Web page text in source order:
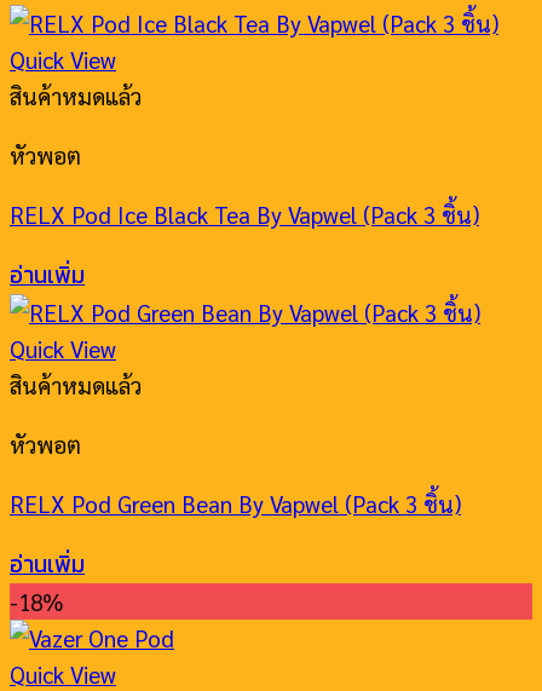
Quick View
สินค้าหมดแล้ว
หัวพอต
RELX Pod Ice Black Tea By Vapwel (Pack 3 ชิ้น)
อ่านเพิ่ม
Quick View
สินค้าหมดแล้ว
หัวพอต
RELX Pod Green Bean By Vapwel (Pack 3 ชิ้น)
อ่านเพิ่ม
-18%
Quick View